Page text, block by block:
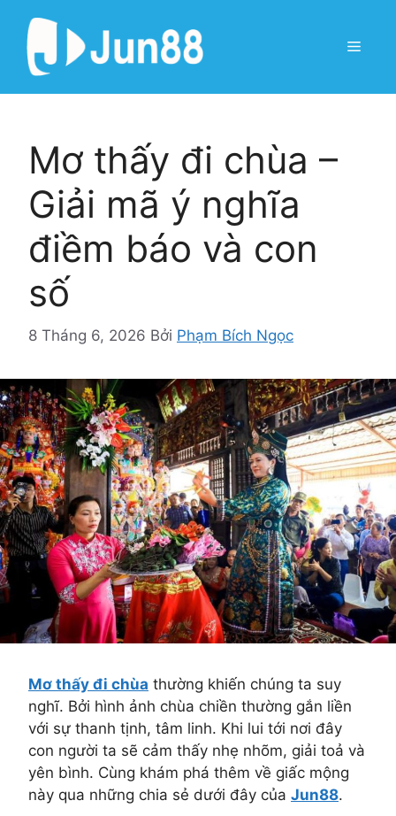
dung
Menu
Mơ thấy đi chùa –
Giải mã ý nghĩa
điềm báo và con
số
8 Tháng 6, 2026 Bởi Phạm Bích Ngọc
Mơ thấy đi chùa thường khiến chúng ta suy
nghĩ. Bởi hình ảnh chùa chiền thường gắn liền
với sự thanh tịnh, tâm linh. Khi lui tới nơi đây
con người ta sẽ cảm thấy nhẹ nhõm, giải toả và
yên bình. Cùng khám phá thêm về giấc mộng
này qua những chia sẻ dưới đây của Jun88.